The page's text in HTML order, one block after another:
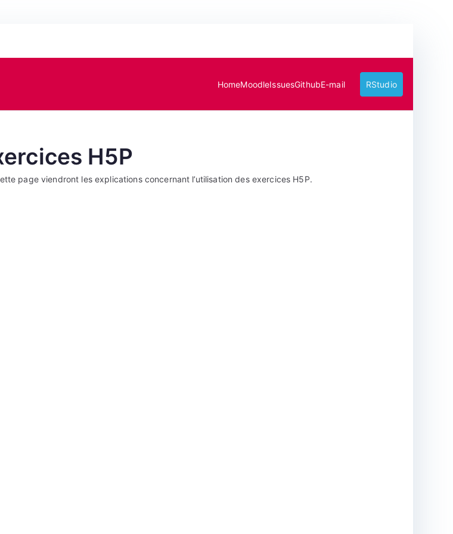
HomeMoodleIssuesGithubE-mail RStudio
H5P
page viendront les explications concernant l’utilisation des exercices H5P.